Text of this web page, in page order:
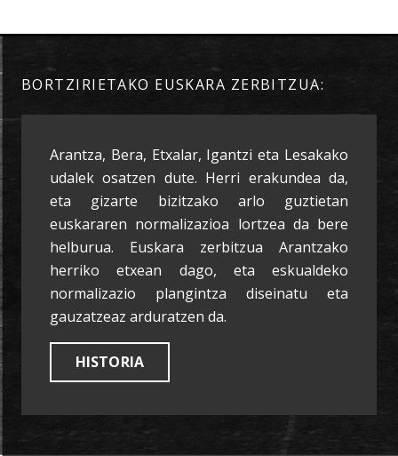
BORTZIRIETAKO EUSKARA ZERBITZUA:
Arantza, Bera, Etxalar, Igantzi eta Lesakako
udalek osatzen dute. Herri erakundea da,
eta gizarte bizitzako arlo guztietan
euskararen normalizazioa lortzea da bere
helburua. Euskara zerbitzua Arantzako
herriko etxean dago, eta eskualdeko
normalizazio plangintza diseinatu eta
gauzatzeaz arduratzen da.
HISTORIA